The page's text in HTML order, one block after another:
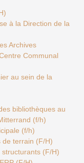
à la Direction de la
Archives
Communal
au sein de la
bibliothèques au
(f/h)
(f/h)
de terrain (F/H)
(F/H)